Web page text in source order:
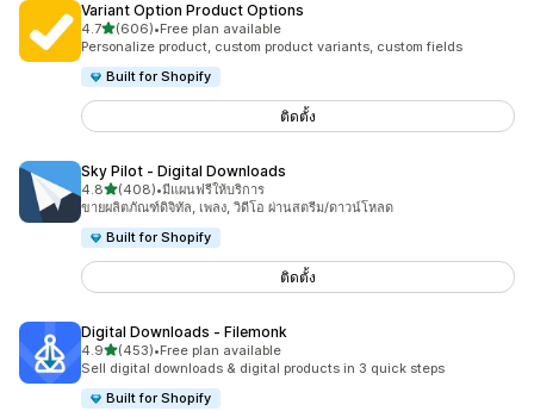
Variant Option Product Options
4.7เต็ม 5 ดาว
(606)
ทั้งหมด 606 รีวิว
•Free plan available
Personalize product, custom product variants, custom fields
Built for Shopify
ติดตั้ง
Sky Pilot ‑ Digital Downloads
4.8เต็ม 5 ดาว
(408)
ทั้งหมด 408 รีวิว
•มีแผนฟรีให้บริการ
ขายผลิตภัณฑ์ดิจิทัล, เพลง, วิดีโอ ผ่านสตรีม/ดาวน์โหลด
Built for Shopify
ติดตั้ง
Digital Downloads ‑ Filemonk
4.9เต็ม 5 ดาว
(453)
ทั้งหมด 453 รีวิว
•Free plan available
Sell digital downloads & digital products in 3 quick steps
Built for Shopify